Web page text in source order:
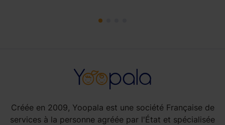
Créée en 2009, Yoopala est une société Française de
services à la personne agréée par l'État et spécialisée